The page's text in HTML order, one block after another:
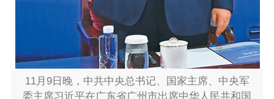
11月9日晚，中共中央总书记、国家主席、中央军
委主席习近平在广东省广州市出席中华人民共和国